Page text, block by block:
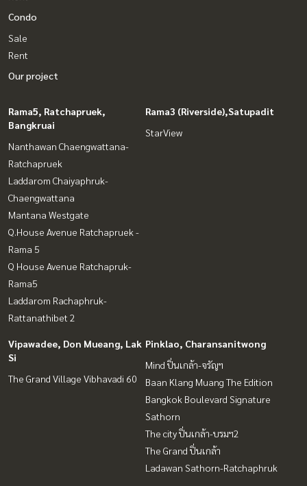
Condo
Sale
Rent
Our project
Rama5, Ratchapruek,
Bangkruai
Nanthawan Chaengwattana-
Ratchapruek
Laddarom Chaiyaphruk-
Chaengwattana
Mantana Westgate
Q.House Avenue Ratchapruek -
Rama 5
Q House Avenue Ratchapruk-
Rama5
Laddarom Rachaphruk-
Rattanathibet 2
Rama3 (Riverside),Satupadit
StarView
Vipawadee, Don Mueang, Lak
Si
The Grand Village Vibhavadi 60
Pinklao, Charansanitwong
Mind ปิ่นเกล้า-จรัญฯ
Baan Klang Muang The Edition
Bangkok Boulevard Signature
Sathorn
The city ปิ่นเกล้า-บรมฯ2
The Grand ปิ่นเกล้า
Ladawan Sathorn-Ratchaphruk